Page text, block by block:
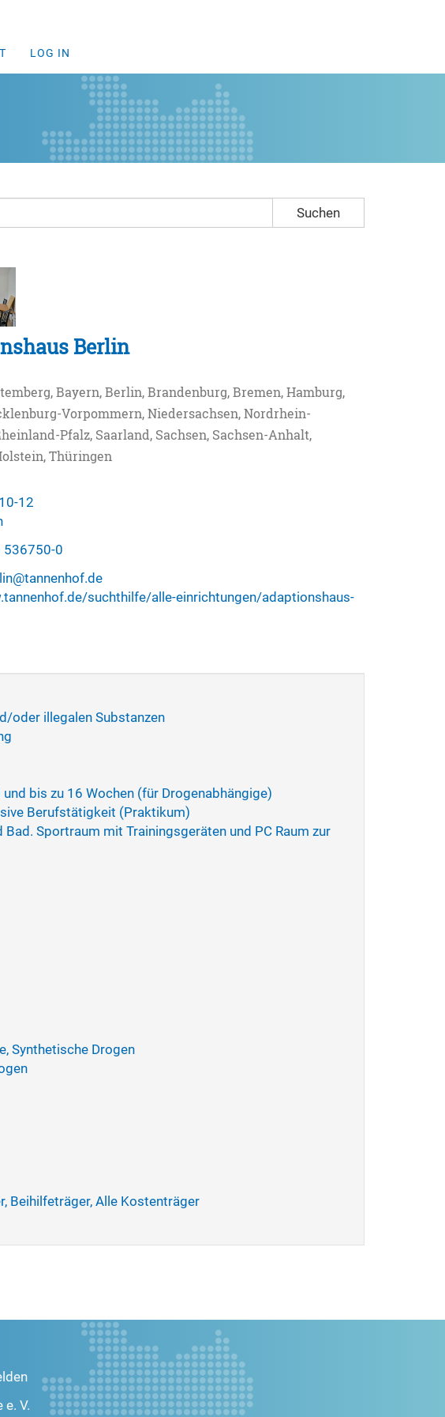
LOG IN
Suchen
Berlin
Bayern, Berlin, Brandenburg, Bremen, Hamburg,
Vorpommern, Niedersachsen, Nordrhein-
Pfalz, Saarland, Sachsen, Sachsen-Anhalt,
Thüringen
12
536750-0
suchthilfe/alle-einrichtungen/adaptionshaus-
oder illegalen Substanzen
bis zu 16 Wochen (für Drogenabhängige)
Berufstätigkeit (Praktikum)
Sportraum mit Trainingsgeräten und PC Raum zur
Synthetische Drogen
Beihilfeträger, Alle Kostenträger
V.